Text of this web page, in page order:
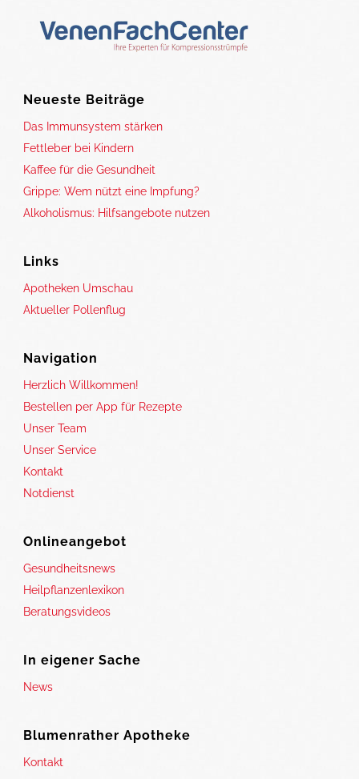
Neueste Beiträge
Das Immunsystem stärken
Fettleber bei Kindern
Kaffee für die Gesundheit
Grippe: Wem nützt eine Impfung?
Alkoholismus: Hilfsangebote nutzen
Links
Apotheken Umschau
Aktueller Pollenflug
Navigation
Herzlich Willkommen!
Bestellen per App für Rezepte
Unser Team
Unser Service
Kontakt
Notdienst
Onlineangebot
Gesundheitsnews
Heilpflanzenlexikon
Beratungsvideos
In eigener Sache
News
Blumenrather Apotheke
Kontakt